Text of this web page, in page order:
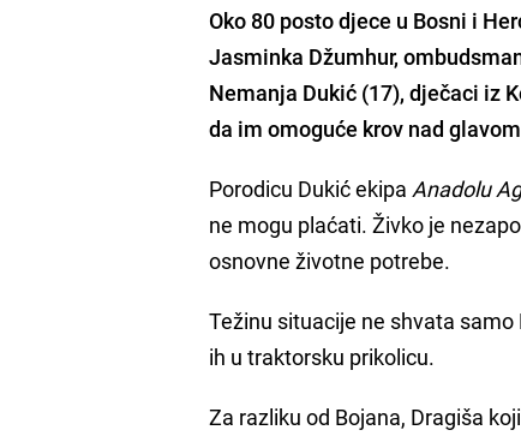
Oko 80 posto djece u Bosni i
Jasminka Džumhur,
Nemanja Dukić (17), dječaci iz
da im omoguće krov nad
Porodicu Dukić ekipa Anadolu
ne mogu plaćati. Živko je
osnovne životne potrebe.
Težinu situacije ne shvata
ih u traktorsku prikolicu.
Za razliku od Bojana, Dragiša